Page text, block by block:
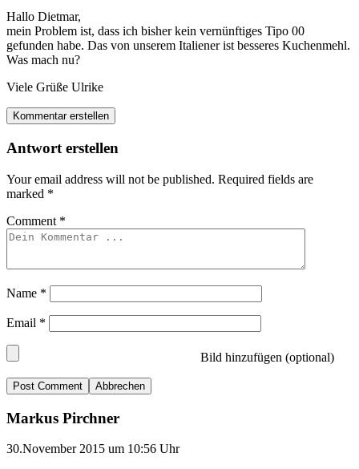
Hallo Dietmar,
mein Problem ist, dass ich bisher kein vernünftiges Tipo 00
gefunden habe. Das von unserem Italiener ist besseres Kuchenmehl.
Was mach nu?
Viele Grüße Ulrike
Kommentar erstellen
Antwort erstellen
Your email address will not be published. Required fields are
marked *
Comment *
Name *
Email *
Bild hinzufügen (optional)
Abbrechen
Markus Pirchner
30.November 2015 um 10:56 Uhr